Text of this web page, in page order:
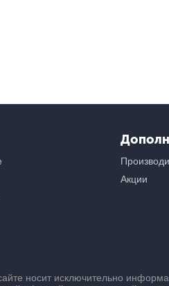
Акции
носит исключительно